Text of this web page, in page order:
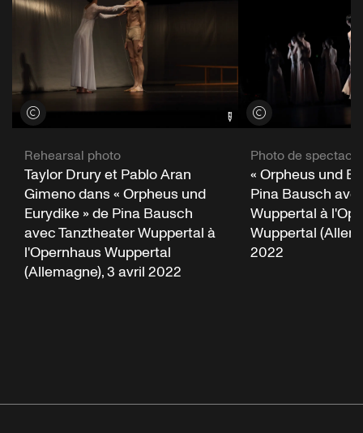
Voir les crédits
Rehearsal photo
Taylor Drury et Pablo Aran
Gimeno dans « Orpheus und
Eurydike » de Pina Bausch
avec Tanztheater Wuppertal à
l'Opernhaus Wuppertal
(Allemagne), 3 avril 2022
Voir les crédits
Photo de spectacle
« Orpheus und
Pina Bausch
Wuppertal à
Wuppertal
2022